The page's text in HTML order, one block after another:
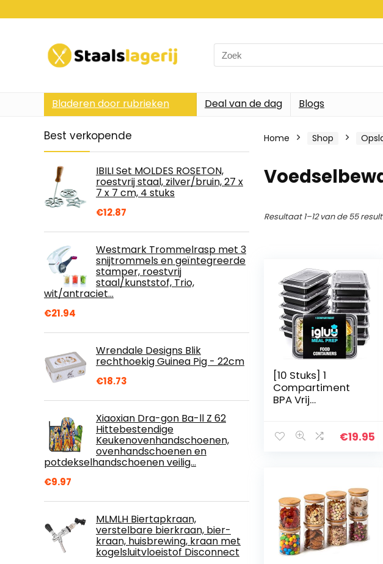
Search
for:
Bladeren door rubrieken Deal van de dag Blogs
Best verkopende
IBILI Set MOLDES ROSETON,
roestvrij staal, zilver/bruin, 27 x
7 x 7 cm, 4 stuks
€12.87
Westmark Trommelrasp met 3
snijtrommels en geïntegreerde
stamper, roestvrij
staal/kunststof, Trio,
wit/antraciet…
€21.94
Wrendale Designs Blik
rechthoekig Guinea Pig - 22cm
€18.73
Xiaoxian Dra-gon Ba-ll Z 62
Hittebestendige
Keukenovenhandschoenen,
ovenhandschoenen en
potdekselhandschoenen veilig…
€9.97
MLMLH Biertapkraan,
verstelbare bierkraan, bier-
kraan, huisbrewing, kraan met
kogelsluitvloeistof Disconnect
Home Shop
Resultaat 1–12 van de 55
[10 Stuks] 1
Compartiment
BPA Vrij
Plastic Voedsel
€19.95